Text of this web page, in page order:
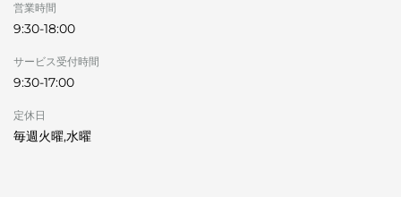
営業時間
9:30-18:00
サービス受付時間
9:30-17:00
定休日
毎週火曜,水曜